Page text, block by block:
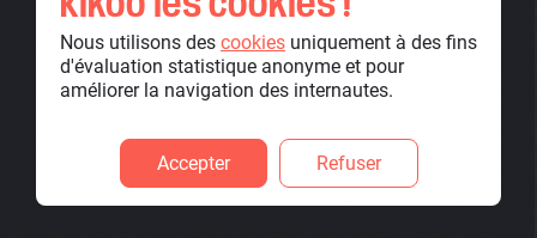
Nous utilisons des cookies uniquement à des fins
d'évaluation statistique anonyme et pour
améliorer la navigation des internautes.
Accepter Refuser
AUDIT TECHNIQUE
CONSEIL EN INNOVATION
DESIGN DE SERVICE DS
DÉVELOPPEMENT